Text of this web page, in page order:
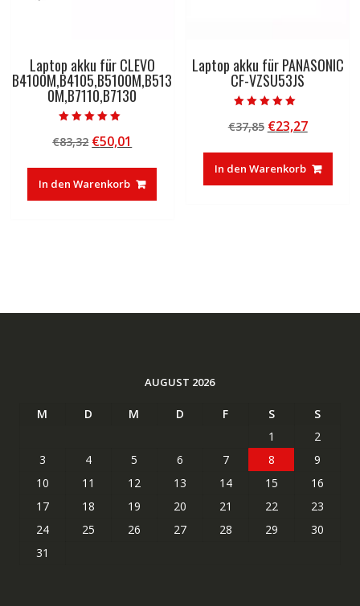
Laptop akku für CLEVO
B4100M,B4105,B5100M,B513
0M,B7110,B7130
5.00
von 5
€83,32 Ursprünglicher
war:
€83,32
€50,01
ist:
€50,01.
In den Warenkorb
Laptop akku für PANASONIC
CF-VZSU53JS
5.00
von 5
€37,85 Ursprünglicher
war:
€37,85
€23,27
ist:
€23,27.
In den Warenkorb
AUGUST 2026
M D M D F S
S
1
2
3
4 5 6 7 8
9
10
11 12 13 14 15
16
17
18 19 20 21 22
23
24
25 26 27 28 29
30
31